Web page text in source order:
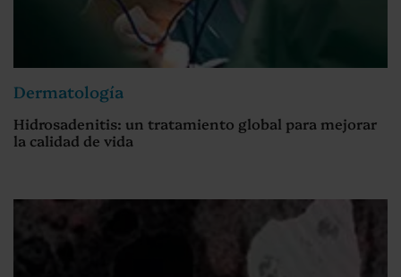
Dermatología
Hidrosadenitis: un tratamiento global para mejorar
la calidad de vida